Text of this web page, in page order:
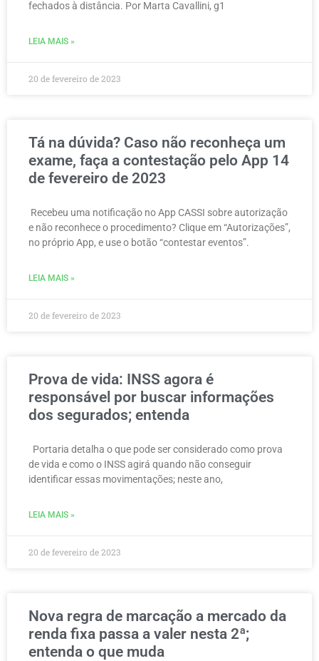
fechados à distância. Por Marta Cavallini, g1
LEIA MAIS »
20 de fevereiro de 2023
Tá na dúvida? Caso não reconheça um
exame, faça a contestação pelo App 14
de fevereiro de 2023
Recebeu uma notificação no App CASSI sobre autorização
e não reconhece o procedimento? Clique em “Autorizações”,
no próprio App, e use o botão “contestar eventos”.
LEIA MAIS »
20 de fevereiro de 2023
Prova de vida: INSS agora é
responsável por buscar informações
dos segurados; entenda
Portaria detalha o que pode ser considerado como prova
de vida e como o INSS agirá quando não conseguir
identificar essas movimentações; neste ano,
LEIA MAIS »
20 de fevereiro de 2023
Nova regra de marcação a mercado da
renda fixa passa a valer nesta 2ª;
entenda o que muda